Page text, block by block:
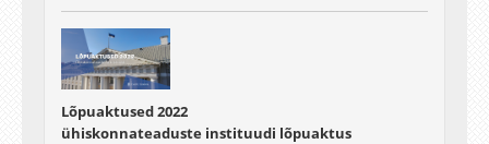
Lõpuaktused 2022
ühiskonnateaduste instituudi lõpuaktus